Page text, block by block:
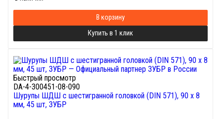
В корзину
Купить в 1 клик
Быстрый просмотр
DA-4-300451-08-090
Шурупы ШДШ с шестигранной головкой (DIN 571), 90 х 8
мм, 45 шт, ЗУБР